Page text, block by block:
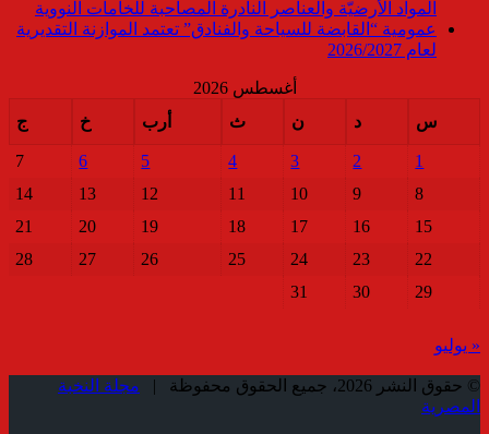
المواد الأرضيّة والعناصر النادرة المصاحبة للخامات النووية
عمومية “القابضة للسياحة والفنادق” تعتمد الموازنة التقديرية
لعام 2026/2027
أغسطس 2026
س
د ن ث أرب خ ج
1
2
3
4
5
6
7
8
9
10
11
12
13
14
15
16
17
18
19
20
21
22
23
24
25
26
27
28
29
30
31
« يوليو
© حقوق النشر 2026، جميع الحقوق محفوظة |
مجلة النخبة
المصرية